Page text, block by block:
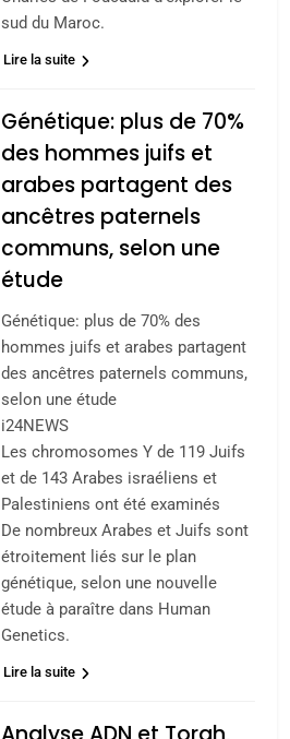
sud du Maroc.
Lire la suite
Génétique: plus de 70%
des hommes juifs et
arabes partagent des
ancêtres paternels
communs, selon une
étude
Génétique: plus de 70% des
hommes juifs et arabes partagent
des ancêtres paternels communs,
selon une étude
i24NEWS
Les chromosomes Y de 119 Juifs
et de 143 Arabes israéliens et
Palestiniens ont été examinés
De nombreux Arabes et Juifs sont
étroitement liés sur le plan
génétique, selon une nouvelle
étude à paraître dans Human
Genetics.
Lire la suite